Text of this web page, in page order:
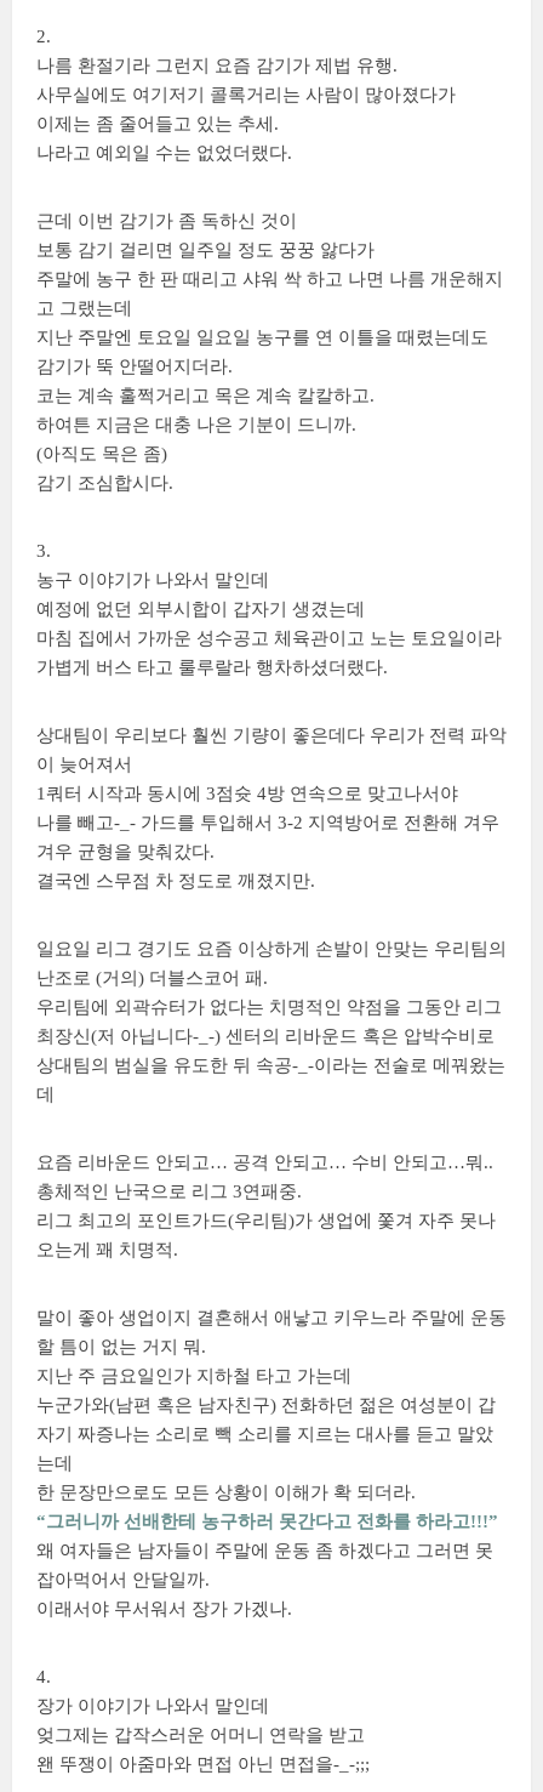
2.
나름 환절기라 그런지 요즘 감기가 제법 유행.
사무실에도 여기저기 콜록거리는 사람이 많아졌다가
이제는 좀 줄어들고 있는 추세.
나라고 예외일 수는 없었더랬다.
근데 이번 감기가 좀 독하신 것이
보통 감기 걸리면 일주일 정도 꿍꿍 앓다가
주말에 농구 한 판 때리고 샤워 싹 하고 나면 나름 개운해지
고 그랬는데
지난 주말엔 토요일 일요일 농구를 연 이틀을 때렸는데도
감기가 뚝 안떨어지더라.
코는 계속 훌쩍거리고 목은 계속 칼칼하고.
하여튼 지금은 대충 나은 기분이 드니까.
(아직도 목은 좀)
감기 조심합시다.
3.
농구 이야기가 나와서 말인데
예정에 없던 외부시합이 갑자기 생겼는데
마침 집에서 가까운 성수공고 체육관이고 노는 토요일이라
가볍게 버스 타고 룰루랄라 행차하셨더랬다.
상대팀이 우리보다 훨씬 기량이 좋은데다 우리가 전력 파악
이 늦어져서
1쿼터 시작과 동시에 3점슛 4방 연속으로 맞고나서야
나를 빼고-_- 가드를 투입해서 3-2 지역방어로 전환해 겨우
겨우 균형을 맞춰갔다.
결국엔 스무점 차 정도로 깨졌지만.
일요일 리그 경기도 요즘 이상하게 손발이 안맞는 우리팀의
난조로 (거의) 더블스코어 패.
우리팀에 외곽슈터가 없다는 치명적인 약점을 그동안 리그
최장신(저 아닙니다-_-) 센터의 리바운드 혹은 압박수비로
상대팀의 범실을 유도한 뒤 속공-_-이라는 전술로 메꿔왔는
데
요즘 리바운드 안되고… 공격 안되고… 수비 안되고…뭐..
총체적인 난국으로 리그 3연패중.
리그 최고의 포인트가드(우리팀)가 생업에 쫓겨 자주 못나
오는게 꽤 치명적.
말이 좋아 생업이지 결혼해서 애낳고 키우느라 주말에 운동
할 틈이 없는 거지 뭐.
지난 주 금요일인가 지하철 타고 가는데
누군가와(남편 혹은 남자친구) 전화하던 젊은 여성분이 갑
자기 짜증나는 소리로 빽 소리를 지르는 대사를 듣고 말았
는데
한 문장만으로도 모든 상황이 이해가 확 되더라.
“그러니까 선배한테 농구하러 못간다고 전화를 하라고!!!”
왜 여자들은 남자들이 주말에 운동 좀 하겠다고 그러면 못
잡아먹어서 안달일까.
이래서야 무서워서 장가 가겠나.
4.
장가 이야기가 나와서 말인데
엊그제는 갑작스러운 어머니 연락을 받고
왠 뚜쟁이 아줌마와 면접 아닌 면접을-_-;;;